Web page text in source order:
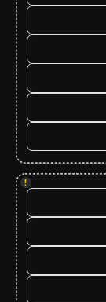
!